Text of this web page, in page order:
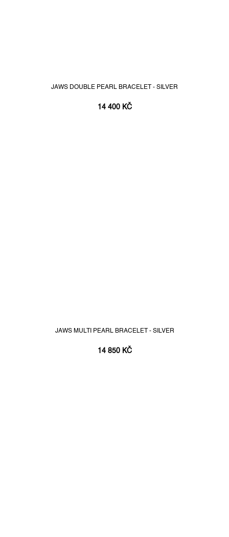
JAWS DOUBLE PEARL BRACELET - SILVER
14 400 KČ
JAWS MULTI PEARL BRACELET - SILVER
14 850 KČ